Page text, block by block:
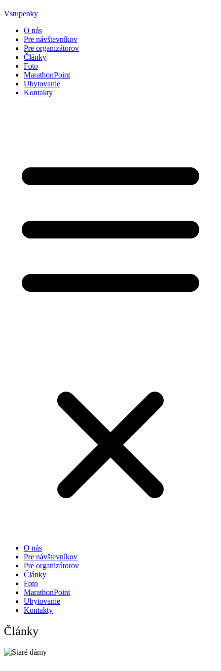
Vstupenky
O nás
Pre návštevníkov
Pre organizátorov
Články
Foto
MarathonPoint
Ubytovanie
Kontakty
O nás
Pre návštevníkov
Pre organizátorov
Články
Foto
MarathonPoint
Ubytovanie
Kontakty
Články